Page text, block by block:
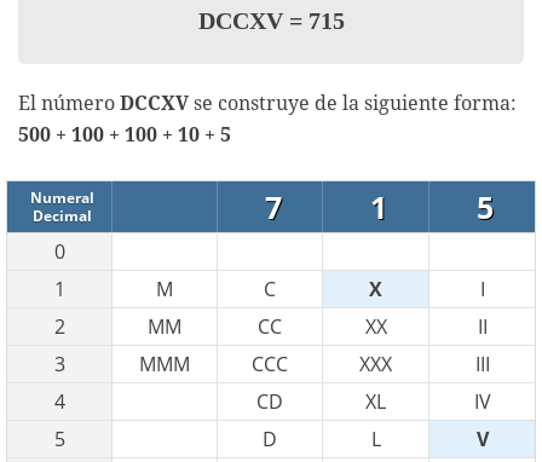
DCCXV =715
El número DCCXVse construye de la siguiente forma:
500 + 100 + 100 + 10 + 5
Numeral
Decimal
7 1 5
0
1
M C X
I
2
MM CC XX
II
3
MMM CCC XXX
III
4
CD XL
IV
5
D L
V